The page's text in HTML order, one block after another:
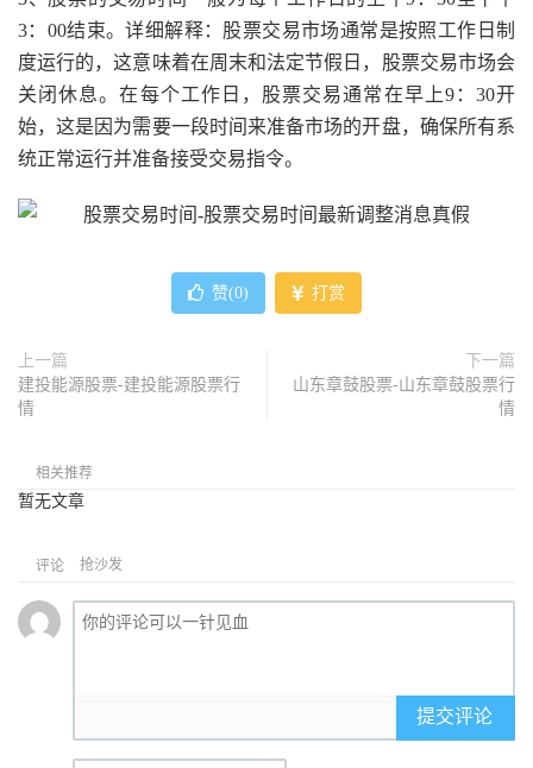
3：00结束。详细解释：股票交易市场通常是按照工作日制
度运行的，这意味着在周末和法定节假日，股票交易市场会
关闭休息。在每个工作日，股票交易通常在早上9：30开
始，这是因为需要一段时间来准备市场的开盘，确保所有系
统正常运行并准备接受交易指令。
赞(0) 打赏
上一篇
建投能源股票-建投能源股票行
情
下一篇
山东章鼓股票-山东章鼓股票行
情
相关推荐
暂无文章
评论 抢沙发
提交评论